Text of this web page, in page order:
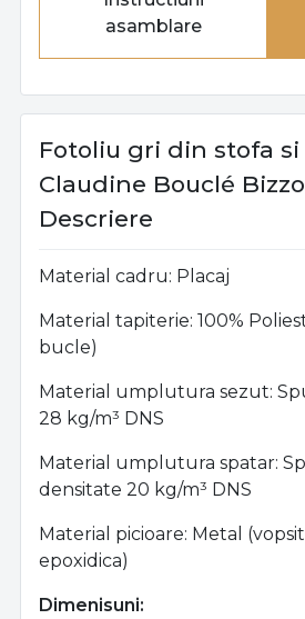
asamblare
Fotoliu gri din stofa si
Claudine Bouclé
Descriere
Material cadru: Placaj
Material tapiterie: 100%
bucle)
Material umplutura sezut:
28 kg/m³ DNS
Material umplutura spatar:
densitate 20 kg/m³ DNS
Material picioare: Metal
epoxidica)
Dimenisuni: